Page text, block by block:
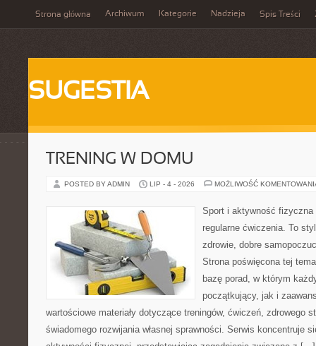
Strona główna Archiwum Kategorie Nadzieja Spis Treści
SUGESTIA
TRENING W DOMU
POSTED BY ADMIN LIP - 4 - 2026 MOŻLIWOŚĆ
Sport i aktywność
regularne ćwiczenia. To
zdrowie, dobre
Strona poświęcona tej
bazę porad, w którym
początkujący, jak i
wartościowe materiały dotyczące treningów, ćwiczeń, zdrowego
świadomego rozwijania własnej sprawności. Serwis koncentruje